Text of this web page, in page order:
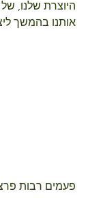
היוצרת שלנו,
אותנו בהמשך
פעמים רבות